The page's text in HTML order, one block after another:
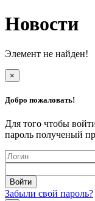
Новости
Элемент не найден!
×
Добро пожаловать!
Для того чтобы
пароль полученый
Забыли свой пароль?